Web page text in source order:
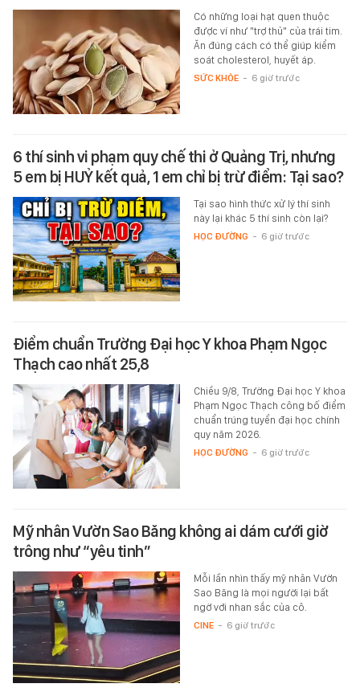
Có những loại hạt quen thuộc
được ví như "trợ thủ" của trái tim.
Ăn đúng cách có thể giúp kiểm
soát cholesterol, huyết áp.
SỨC KHỎE - 6 giờ trước
6 thí sinh vi phạm quy chế thi ở Quảng Trị, nhưng
5 em bị HUỶ kết quả, 1 em chỉ bị trừ điểm: Tại sao?
Tại sao hình thức xử lý thí sinh
này lại khác 5 thí sinh còn lại?
HỌC ĐƯỜNG - 6 giờ trước
Điểm chuẩn Trường Đại học Y khoa Phạm Ngọc
Thạch cao nhất 25,8
Chiều 9/8, Trường Đại học Y khoa
Phạm Ngọc Thạch công bố điểm
chuẩn trúng tuyển đại học chính
quy năm 2026.
HỌC ĐƯỜNG - 6 giờ trước
Mỹ nhân Vườn Sao Băng không ai dám cưới giờ
trông như “yêu tinh”
Mỗi lần nhìn thấy mỹ nhân Vườn
Sao Băng là mọi người lại bất
ngờ với nhan sắc của cô.
CINE - 6 giờ trước